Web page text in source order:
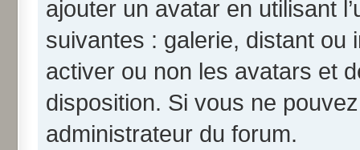
ajouter un avatar en utilisant
suivantes : galerie, distant ou
activer ou non les avatars et
disposition. Si vous ne
administrateur du forum.